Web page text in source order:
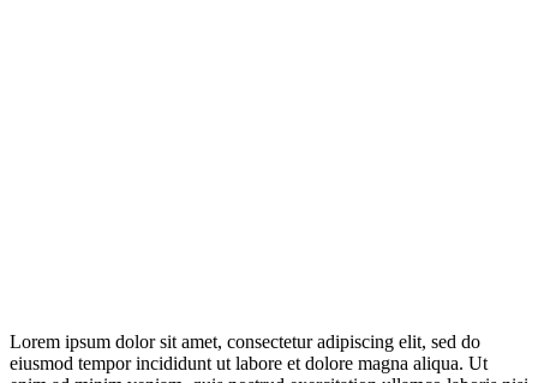
Lorem ipsum dolor sit amet, consectetur adipiscing elit, sed do
eiusmod tempor incididunt ut labore et dolore magna aliqua. Ut